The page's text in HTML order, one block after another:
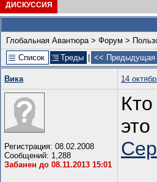
ДИСКУССИЯ
Глобальная Авантюра> Форум >
Список
Треды << Предыдущая
Вика 14
Регистрация: 08.02.2008
Сообщений: 1,288
Забанен до 08.11.2013 15:01